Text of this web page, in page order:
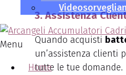
Menu
Home
3. Assistenza
Quando acquisti
un’assistenza clienti
tutte le tue